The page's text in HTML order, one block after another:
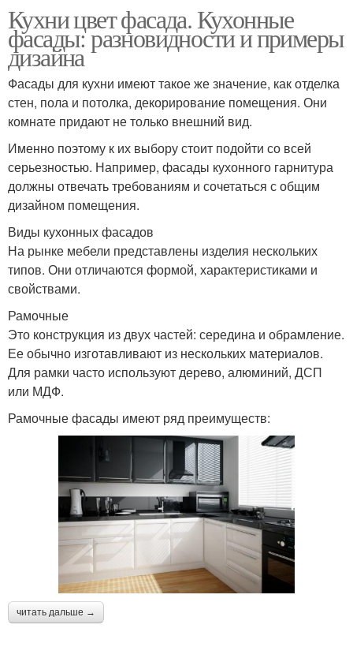
Кухни цвет фасада. Кухонные
фасады: разновидности и примеры
дизайна
Фасады для кухни имеют такое же значение, как отделка
стен, пола и потолка, декорирование помещения. Они
комнате придают не только внешний вид.
Именно поэтому к их выбору стоит подойти со всей
серьезностью. Например, фасады кухонного гарнитура
должны отвечать требованиям и сочетаться с общим
дизайном помещения.
Виды кухонных фасадов
На рынке мебели представлены изделия нескольких
типов. Они отличаются формой, характеристиками и
свойствами.
Рамочные
Это конструкция из двух частей: середина и обрамление.
Ее обычно изготавливают из нескольких материалов.
Для рамки часто используют дерево, алюминий, ДСП
или МДФ.
Рамочные фасады имеют ряд преимуществ:
читать дальше →